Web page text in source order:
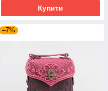
Купити
–7%